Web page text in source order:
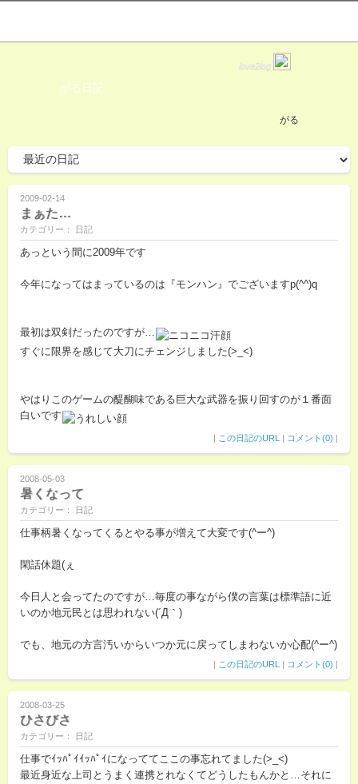
love2log
がる日記
がる
2009-02-14
まぁた…
カテゴリー： 日記
あっという間に2009年です
今年になってはまっているのは『モンハン』でございますp(^^)q
最初は双剣だったのですが…
すぐに限界を感じて大刀にチェンジしました(>_<)
やはりこのゲームの醍醐味である巨大な武器を振り回すのが１番面
白いです
| この日記のURL | コメント(0) |
2008-05-03
暑くなって
カテゴリー： 日記
仕事柄暑くなってくるとやる事が増えて大変です(^ー^)
閑話休題(ぇ
今日人と会ってたのですが…毎度の事ながら僕の言葉は標準語に近
いのか地元民とは思われない(´Д｀)
でも、地元の方言汚いからいつか元に戻ってしまわないか心配(^ー^)
| この日記のURL | コメント(0) |
2008-03-25
ひさびさ
カテゴリー： 日記
仕事でｲｯﾊﾟｲｲｯﾊﾟｲになっててここの事忘れてました(>_<)
最近身近な上司とうまく連携とれなくてどうしたもんかと…それに